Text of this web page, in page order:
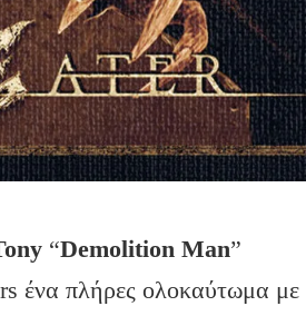
“Demolition Man”
ένα πλήρες ολοκαύτωμα με